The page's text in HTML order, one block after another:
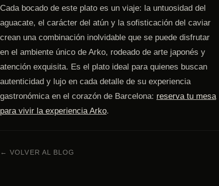
Cada bocado de este plato es un viaje: la untuosidad del
aguacate, el carácter del atún y la sofisticación del caviar
crean una combinación inolvidable que se puede disfrutar
en el ambiente único de Arko, rodeado de arte japonés y
atención exquisita. Es el plato ideal para quienes buscan
autenticidad y lujo en cada detalle de su experiencia
gastronómica en el corazón de Barcelona: reserva tu mesa
para vivir la experiencia Arko.
← VOLVER AL BLOG